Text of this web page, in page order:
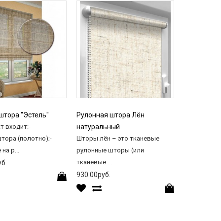
"Эстель"
входит:-
(полотно);-
на р...
Рулонная штора Лён
натуральный
Шторы лён – это тканевые
рулонные шторы (или
тканевые ...
930.00руб.